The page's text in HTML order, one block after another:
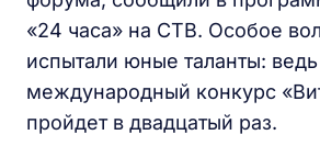
«24 часа» на СТВ. Особое
испытали юные таланты:
международный конкурс
пройдет в двадцатый раз.